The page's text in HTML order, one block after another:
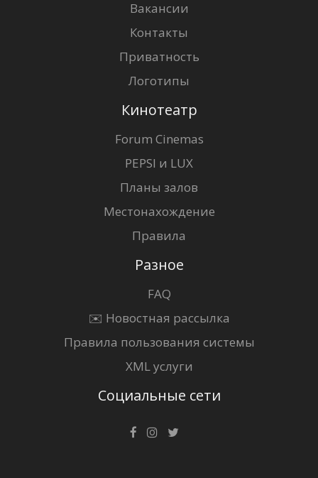
Вакансии
Контакты
Приватность
Логотипы
Кинотеатр
Forum Cinemas
PEPSI и LUX
Планы залов
Местонахождение
Правила
Разное
FAQ
✉️ Новостная рассылка
Правила пользования системы
XML услуги
Социальные сети